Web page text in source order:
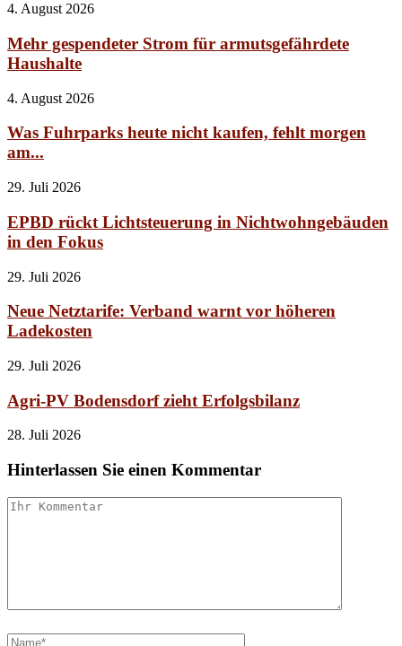
4. August 2026
Mehr gespendeter Strom für armutsgefährdete
Haushalte
4. August 2026
Was Fuhrparks heute nicht kaufen, fehlt morgen
am...
29. Juli 2026
EPBD rückt Lichtsteuerung in Nichtwohngebäuden
in den Fokus
29. Juli 2026
Neue Netztarife: Verband warnt vor höheren
Ladekosten
29. Juli 2026
Agri-PV Bodensdorf zieht Erfolgsbilanz
28. Juli 2026
Hinterlassen Sie einen Kommentar